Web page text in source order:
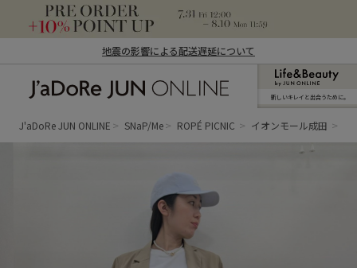
地震の影響による配送遅延について
ン オンライン）
新しいキレイと出合うために。
J'aDoRe JUN ONLINE SNaP/Me ROPÉ PICNIC イオンモール成田